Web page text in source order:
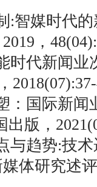
媒时代的
，
时代新闻业
：国际新闻
版，
与趋势:技
体研究述